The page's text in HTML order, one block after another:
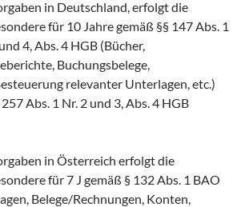
in Deutschland, erfolgt die
für 10 Jahre gemäß §§ 147 Abs. 1
4, Abs. 4 HGB (Bücher,
Buchungsbelege,
relevanter Unterlagen, etc.)
Abs. 1 Nr. 2 und 3, Abs. 4 HGB
in Österreich erfolgt die
für 7 J gemäß § 132 Abs. 1 BAO
Belege/Rechnungen, Konten,